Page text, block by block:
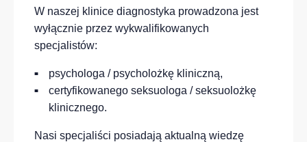
W naszej klinice diagnostyka prowadzona jest
wyłącznie przez wykwalifikowanych
specjalistów:
psychologa / psycholożkę kliniczną,
certyfikowanego seksuologa / seksuolożkę
klinicznego.
Nasi specjaliści posiadają aktualną wiedzę